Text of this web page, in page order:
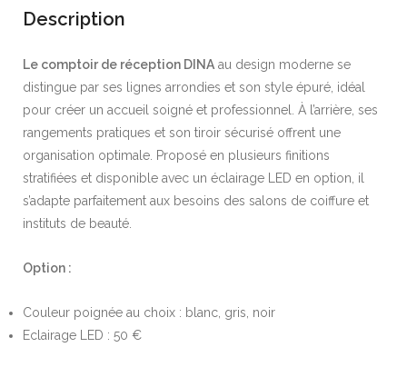
Description
Le comptoir de réception DINA au design moderne se
distingue par ses lignes arrondies et son style épuré, idéal
pour créer un accueil soigné et professionnel. À l’arrière, ses
rangements pratiques et son tiroir sécurisé offrent une
organisation optimale. Proposé en plusieurs finitions
stratifiées et disponible avec un éclairage LED en option, il
s’adapte parfaitement aux besoins des salons de coiffure et
instituts de beauté.
Option :
Couleur poignée au choix : blanc, gris, noir
Eclairage LED : 50 €